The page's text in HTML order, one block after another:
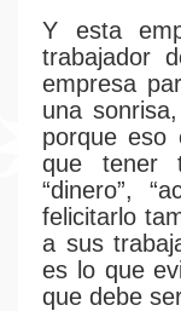
Y esta
trabajador
empresa
una
porque eso
que tener
“dinero”,
felicitarlo
a sus
es lo que
que debe